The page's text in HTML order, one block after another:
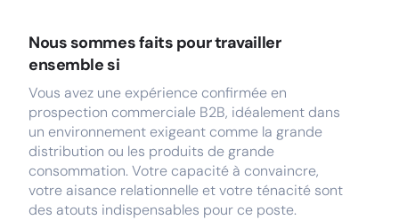
Nous sommes faits pour travailler
ensemble si
Vous avez une expérience confirmée en
prospection commerciale B2B, idéalement dans
un environnement exigeant comme la grande
distribution ou les produits de grande
consommation. Votre capacité à convaincre,
votre aisance relationnelle et votre ténacité sont
des atouts indispensables pour ce poste.